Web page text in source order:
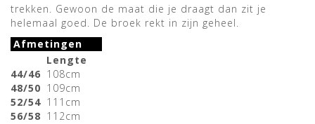
trekken. Gewoon de maat die je draagt dan zit je
helemaal goed. De broek rekt in zijn geheel.
Afmetingen
Lengte
44/46 108cm
48/50 109cm
52/54 111cm
56/58 112cm